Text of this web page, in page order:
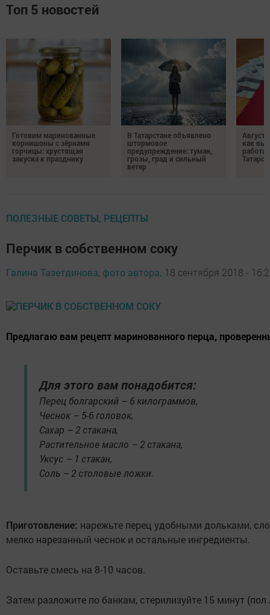
Топ 5 новостей
Готовим маринованные
корнишоны с зёрнами
горчицы: хрустящая
закуска к празднику
В Татарстане объявлено
штормовое
предупреждение: туман,
грозы, град и сильный
ветер
как
ПОЛЕЗНЫЕ СОВЕТЫ, РЕЦЕПТЫ
Перчик в собственном соку
Галина Тазетдинова, фото автора, 18 сентября 2018 -
Предлагаю вам рецепт маринованного перца,
Для этого вам понадобится:
Перец болгарский – 6 килограммов,
Чеснок – 5-6 головок,
Сахар – 2 стакана,
Растительное масло – 2 стакана,
Уксус – 1 стакан,
Соль – 2 столовые ложки.
Приготовление: нарежьте перец удобными дольками,
мелко нарезанный чеснок и остальные ингредиенты.
Оставьте смесь на 8-10 часов.
Затем разложите по банкам, стерилизуйте 15 минут (пол